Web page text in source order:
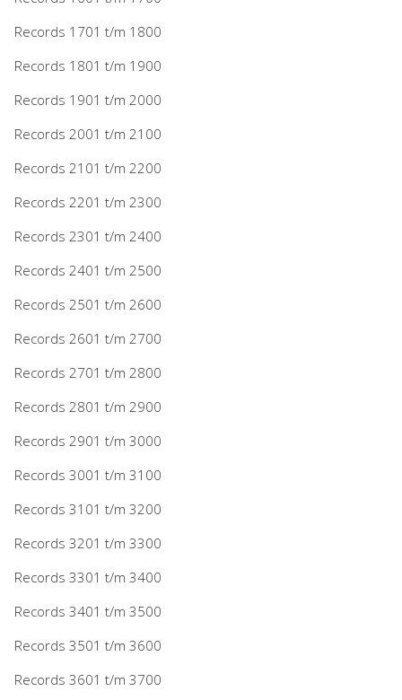
Records 1701 t/m 1800
Records 1801 t/m 1900
Records 1901 t/m 2000
Records 2001 t/m 2100
Records 2101 t/m 2200
Records 2201 t/m 2300
Records 2301 t/m 2400
Records 2401 t/m 2500
Records 2501 t/m 2600
Records 2601 t/m 2700
Records 2701 t/m 2800
Records 2801 t/m 2900
Records 2901 t/m 3000
Records 3001 t/m 3100
Records 3101 t/m 3200
Records 3201 t/m 3300
Records 3301 t/m 3400
Records 3401 t/m 3500
Records 3501 t/m 3600
Records 3601 t/m 3700